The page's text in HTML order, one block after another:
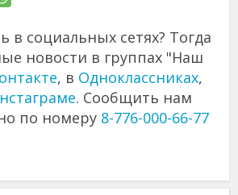
в социальных сетях? Тогда
новости в группах "Наш
, в Одноклассниках,
. Сообщить нам
по номеру 8-776-000-66-77